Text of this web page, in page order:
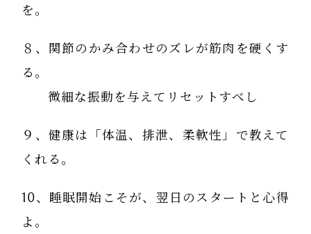
を。
８、関節のかみ合わせのズレが筋肉を硬くす
る。
微細な振動を与えてリセットすべし
９、健康は「体温、排泄、柔軟性」で教えて
くれる。
10、睡眠開始こそが、翌日のスタートと心得
よ。